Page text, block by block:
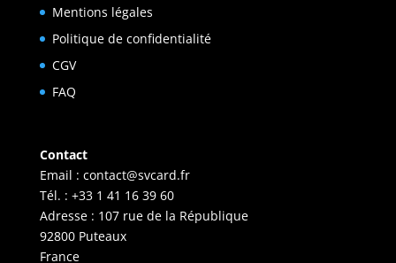
Mentions légales
Politique de confidentialité
CGV
FAQ
Contact
Email : contact@svcard.fr
Tél. : +33 1 41 16 39 60
Adresse : 107 rue de la République
92800 Puteaux
France